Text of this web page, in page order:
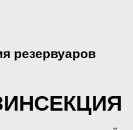
резервуаров